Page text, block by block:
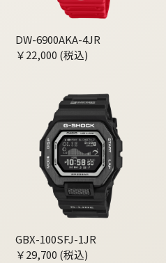
DW-6900AKA-4JR
￥22,000 (税込)
GBX-100SFJ-1JR
￥29,700 (税込)